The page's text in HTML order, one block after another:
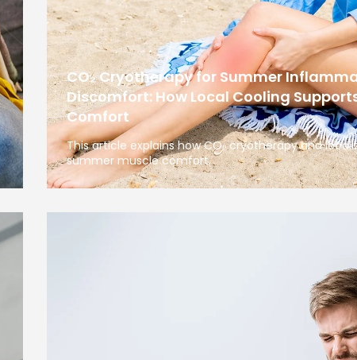
CO₂ Cryotherapy for Summer
Discomfort: How Local Cooling
Comfort
This article explains how CO₂ cryotherapy and
summer muscle comfort